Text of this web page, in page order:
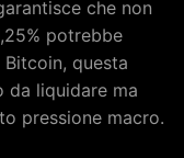
che non
potrebbe
questa
da liquidare ma
pressione macro.